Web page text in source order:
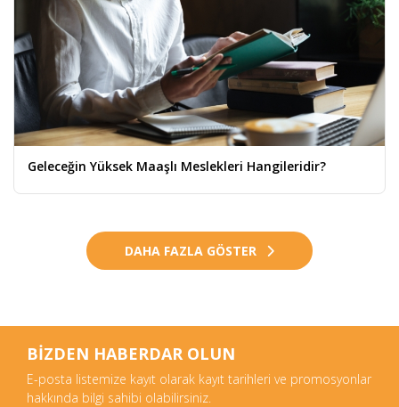
Geleceğin Yüksek Maaşlı Meslekleri Hangileridir?
DAHA FAZLA GÖSTER
BİZDEN HABERDAR OLUN
E-posta listemize kayıt olarak kayıt tarihleri ve promosyonlar
hakkında bilgi sahibi olabilirsiniz.